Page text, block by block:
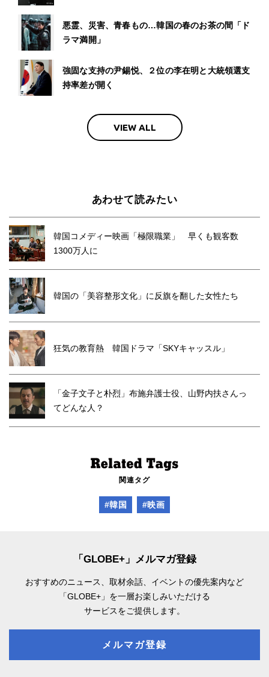
悪霊、災害、青春もの…韓国の春のお茶の間「ド
ラマ満開」
強固な支持の尹錫悦、２位の李在明と大統領選支
持率差が開く
VIEW ALL
あわせて読みたい
韓国コメディー映画「極限職業」 早くも観客数
1300万人に
韓国の「美容整形文化」に反旗を翻した女性たち
狂気の教育熱 韓国ドラマ「SKYキャッスル」
「金子文子と朴烈」布施弁護士役、山野内扶さんっ
てどんな人？
関連タグ
#韓国 #映画
「GLOBE+」メルマガ登録
おすすめのニュース、取材余話、 イベントの優先案内など
「GLOBE+」を一層お楽しみいただける
サービスをご提供します。
メルマガ登録